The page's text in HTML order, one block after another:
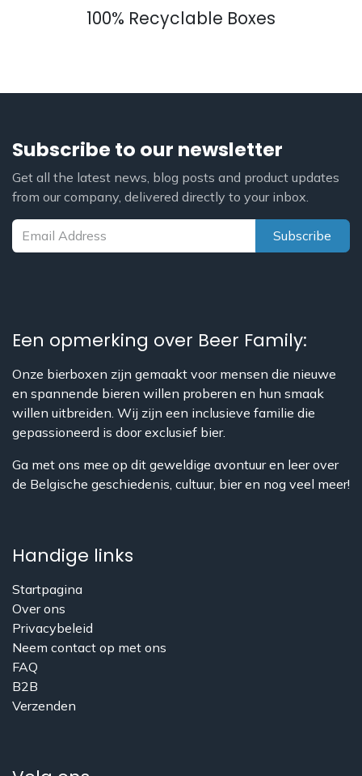
100% Recyclable Boxes
Subscribe to our newsletter
Get all the latest news, blog posts and product updates
from our company, delivered directly to your inbox.
Subscribe
Een opmerking over Beer Family:
Onze bierboxen zijn gemaakt voor mensen die nieuwe
en spannende bieren willen proberen en hun smaak
willen uitbreiden. Wij zijn een inclusieve familie die
gepassioneerd is door exclusief bier.
Ga met ons mee op dit geweldige avontuur en leer over
de Belgische geschiedenis, cultuur, bier en nog veel meer!
Handige links
Startpagina
Over ons
​Privacybeleid
Neem contact op met ons
FAQ
B2B
Verzenden